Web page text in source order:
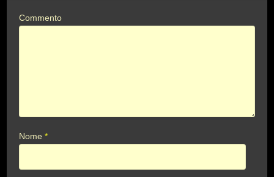
Commento
Nome*